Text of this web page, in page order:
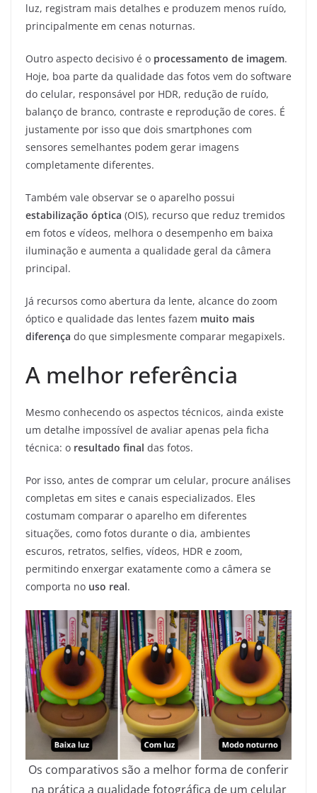
luz, registram mais detalhes e produzem menos ruído,
principalmente em cenas noturnas.
Outro aspecto decisivo é o processamento de imagem.
Hoje, boa parte da qualidade das fotos vem do software
do celular, responsável por HDR, redução de ruído,
balanço de branco, contraste e reprodução de cores. É
justamente por isso que dois smartphones com
sensores semelhantes podem gerar imagens
completamente diferentes.
Também vale observar se o aparelho possui
estabilização óptica (OIS), recurso que reduz tremidos
em fotos e vídeos, melhora o desempenho em baixa
iluminação e aumenta a qualidade geral da câmera
principal.
Já recursos como abertura da lente, alcance do zoom
óptico e qualidade das lentes fazem muito mais
diferença do que simplesmente comparar megapixels.
A melhor referência
Mesmo conhecendo os aspectos técnicos, ainda existe
um detalhe impossível de avaliar apenas pela ficha
técnica: o resultado final das fotos.
Por isso, antes de comprar um celular, procure análises
completas em sites e canais especializados. Eles
costumam comparar o aparelho em diferentes
situações, como fotos durante o dia, ambientes
escuros, retratos, selfies, vídeos, HDR e zoom,
permitindo enxergar exatamente como a câmera se
comporta no uso real.
Os comparativos são a melhor forma de conferir
na prática a qualidade fotográfica de um celular